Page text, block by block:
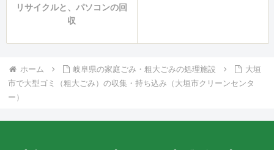
リサイクルと、パソコンの回
収
ホーム 岐阜県の家庭ごみ・粗大ごみの処理施設
大垣
市で大型ゴミ（粗大ごみ）の収集・持ち込み（大垣市クリーンセンタ
ー）